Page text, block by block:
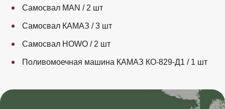
Самосвал MAN / 2 шт
Самосвал КАМАЗ / 3 шт
Самосвал HOWO / 2 шт
Поливомоечная машина КАМАЗ КО-829-Д1 / 1 шт